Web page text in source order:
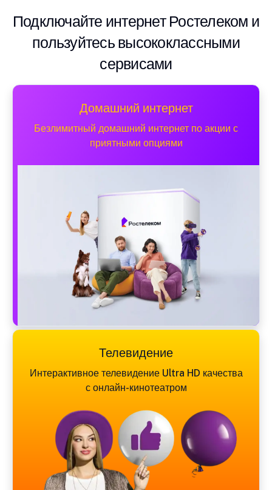
Подключайте интернет Ростелеком и
пользуйтесь высококлассными
сервисами
Домашний интернет
Безлимитный домашний интернет по акции с
приятными опциями
Телевидение
Интерактивное телевидение Ultra HD качества
с онлайн-кинотеатром